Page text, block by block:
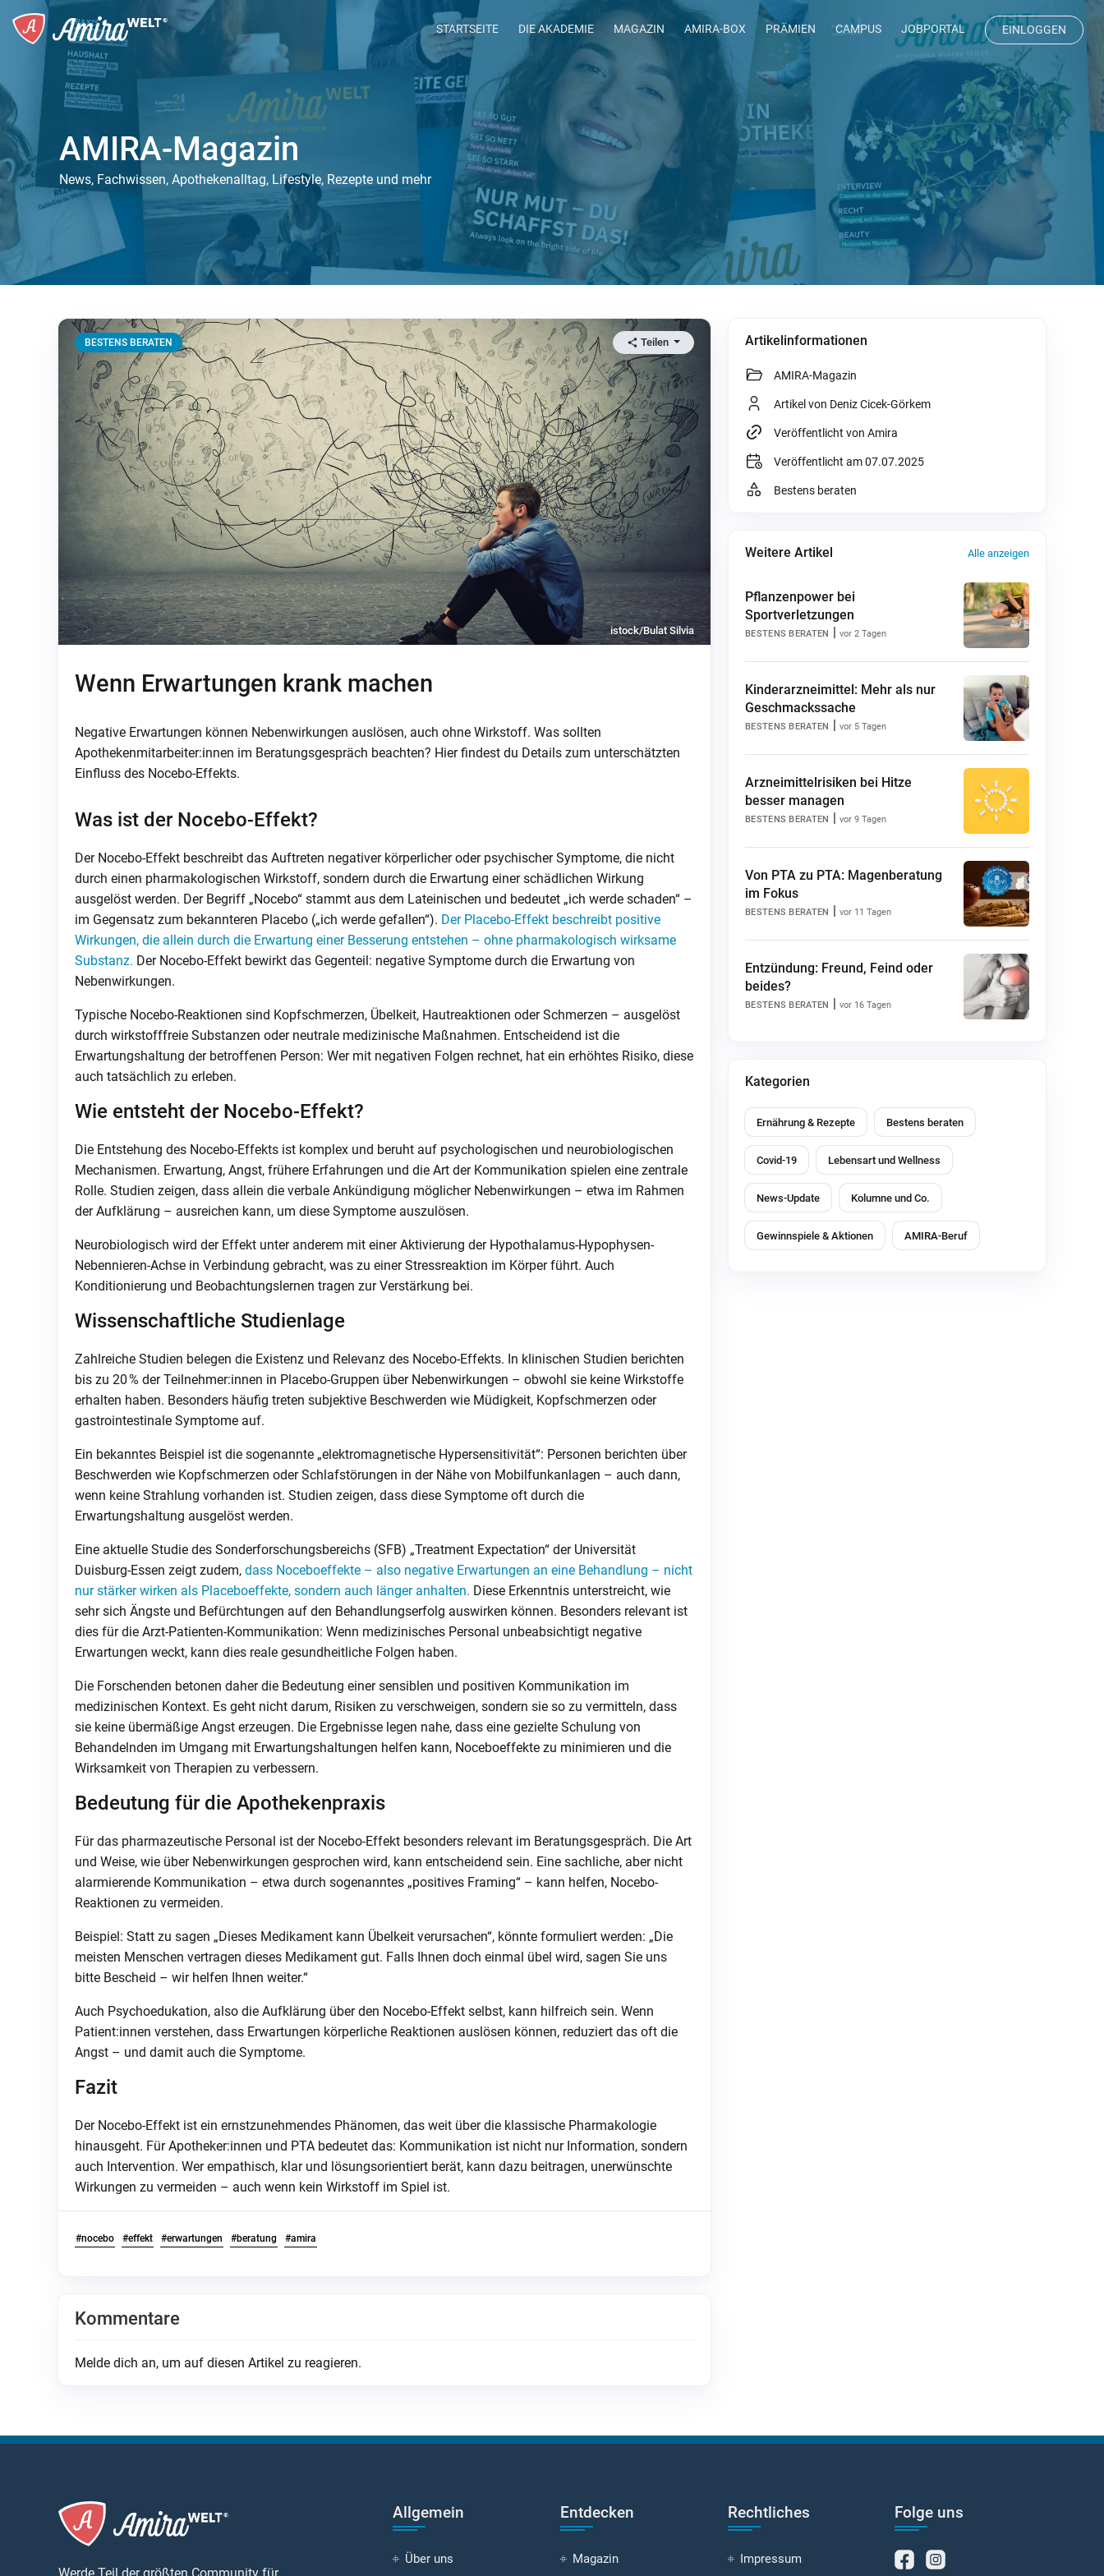
STARTSEITE DIE AKADEMIE MAGAZIN AMIRA-BOX PRÄMIEN CAMPUS JOBPORTAL EINLOGGEN
AMIRA-Magazin
News, Fachwissen, Apothekenalltag, Lifestyle, Rezepte und mehr
istock/Bulat Silvia
BESTENS BERATEN Teilen
Wenn Erwartungen krank machen
Negative Erwartungen können Nebenwirkungen auslösen, auch ohne Wirkstoff. Was sollten
Apothekenmitarbeiter:innen im Beratungsgespräch beachten? Hier findest du Details zum unterschätzten
Einfluss des Nocebo-Effekts.
Was ist der Nocebo-Effekt?
Der Nocebo-Effekt beschreibt das Auftreten negativer körperlicher oder psychischer Symptome, die nicht
durch einen pharmakologischen Wirkstoff, sondern durch die Erwartung einer schädlichen Wirkung
ausgelöst werden. Der Begriff „Nocebo“ stammt aus dem Lateinischen und bedeutet „ich werde schaden“ –
im Gegensatz zum bekannteren Placebo („ich werde gefallen“). Der Placebo-Effekt beschreibt positive
Wirkungen, die allein durch die Erwartung einer Besserung entstehen – ohne pharmakologisch wirksame
Substanz. Der Nocebo-Effekt bewirkt das Gegenteil: negative Symptome durch die Erwartung von
Nebenwirkungen.
Typische Nocebo-Reaktionen sind Kopfschmerzen, Übelkeit, Hautreaktionen oder Schmerzen – ausgelöst
durch wirkstofffreie Substanzen oder neutrale medizinische Maßnahmen. Entscheidend ist die
Erwartungshaltung der betroffenen Person: Wer mit negativen Folgen rechnet, hat ein erhöhtes Risiko, diese
auch tatsächlich zu erleben.
Wie entsteht der Nocebo-Effekt?
Die Entstehung des Nocebo-Effekts ist komplex und beruht auf psychologischen und neurobiologischen
Mechanismen. Erwartung, Angst, frühere Erfahrungen und die Art der Kommunikation spielen eine zentrale
Rolle. Studien zeigen, dass allein die verbale Ankündigung möglicher Nebenwirkungen – etwa im Rahmen
der Aufklärung – ausreichen kann, um diese Symptome auszulösen.
Neurobiologisch wird der Effekt unter anderem mit einer Aktivierung der Hypothalamus-Hypophysen-
Nebennieren-Achse in Verbindung gebracht, was zu einer Stressreaktion im Körper führt. Auch
Konditionierung und Beobachtungslernen tragen zur Verstärkung bei.
Wissenschaftliche Studienlage
Zahlreiche Studien belegen die Existenz und Relevanz des Nocebo-Effekts. In klinischen Studien berichten
bis zu 20 % der Teilnehmer:innen in Placebo-Gruppen über Nebenwirkungen – obwohl sie keine Wirkstoffe
erhalten haben. Besonders häufig treten subjektive Beschwerden wie Müdigkeit, Kopfschmerzen oder
gastrointestinale Symptome auf.
Ein bekanntes Beispiel ist die sogenannte „elektromagnetische Hypersensitivität“: Personen berichten über
Beschwerden wie Kopfschmerzen oder Schlafstörungen in der Nähe von Mobilfunkanlagen – auch dann,
wenn keine Strahlung vorhanden ist. Studien zeigen, dass diese Symptome oft durch die
Erwartungshaltung ausgelöst werden.
Eine aktuelle Studie des Sonderforschungsbereichs (SFB) „Treatment Expectation“ der Universität
Duisburg-Essen zeigt zudem, dass Noceboeffekte – also negative Erwartungen an eine Behandlung – nicht
nur stärker wirken als Placeboeffekte, sondern auch länger anhalten. Diese Erkenntnis unterstreicht, wie
sehr sich Ängste und Befürchtungen auf den Behandlungserfolg auswirken können. Besonders relevant ist
dies für die Arzt-Patienten-Kommunikation: Wenn medizinisches Personal unbeabsichtigt negative
Erwartungen weckt, kann dies reale gesundheitliche Folgen haben.
Die Forschenden betonen daher die Bedeutung einer sensiblen und positiven Kommunikation im
medizinischen Kontext. Es geht nicht darum, Risiken zu verschweigen, sondern sie so zu vermitteln, dass
sie keine übermäßige Angst erzeugen. Die Ergebnisse legen nahe, dass eine gezielte Schulung von
Behandelnden im Umgang mit Erwartungshaltungen helfen kann, Noceboeffekte zu minimieren und die
Wirksamkeit von Therapien zu verbessern.
Bedeutung für die Apothekenpraxis
Für das pharmazeutische Personal ist der Nocebo-Effekt besonders relevant im Beratungsgespräch. Die Art
und Weise, wie über Nebenwirkungen gesprochen wird, kann entscheidend sein. Eine sachliche, aber nicht
alarmierende Kommunikation – etwa durch sogenanntes „positives Framing“ – kann helfen, Nocebo-
Reaktionen zu vermeiden.
Beispiel: Statt zu sagen „Dieses Medikament kann Übelkeit verursachen“, könnte formuliert werden: „Die
meisten Menschen vertragen dieses Medikament gut. Falls Ihnen doch einmal übel wird, sagen Sie uns
bitte Bescheid – wir helfen Ihnen weiter.“
Auch Psychoedukation, also die Aufklärung über den Nocebo-Effekt selbst, kann hilfreich sein. Wenn
Patient:innen verstehen, dass Erwartungen körperliche Reaktionen auslösen können, reduziert das oft die
Angst – und damit auch die Symptome.
Fazit
Der Nocebo-Effekt ist ein ernstzunehmendes Phänomen, das weit über die klassische Pharmakologie
hinausgeht. Für Apotheker:innen und PTA bedeutet das: Kommunikation ist nicht nur Information, sondern
auch Intervention. Wer empathisch, klar und lösungsorientiert berät, kann dazu beitragen, unerwünschte
Wirkungen zu vermeiden – auch wenn kein Wirkstoff im Spiel ist.
#nocebo #effekt #erwartungen #beratung #amira
Kommentare
Melde dich an, um auf diesen Artikel zu reagieren.
Artikelinformationen
AMIRA-Magazin
Artikel von Deniz Cicek-Görkem
Veröffentlicht von Amira
Veröffentlicht am 07.07.2025
Bestens beraten
Weitere Artikel Alle anzeigen
Pflanzenpower bei
Sportverletzungen
BESTENS BERATEN | vor 2 Tagen
Kinderarzneimittel: Mehr als nur
Geschmackssache
BESTENS BERATEN | vor 5 Tagen
Arzneimittelrisiken bei Hitze
besser managen
BESTENS BERATEN | vor 9 Tagen
Von PTA zu PTA: Magenberatung
im Fokus
BESTENS BERATEN | vor 11 Tagen
Entzündung: Freund, Feind oder
beides?
BESTENS BERATEN | vor 16 Tagen
Kategorien
Ernährung & Rezepte Bestens beraten
Covid-19 Lebensart und Wellness
News-Update Kolumne und Co.
Gewinnspiele & Aktionen AMIRA-Beruf
Allgemein
Über uns
Entdecken
Magazin
Rechtliches
Impressum
Folge uns